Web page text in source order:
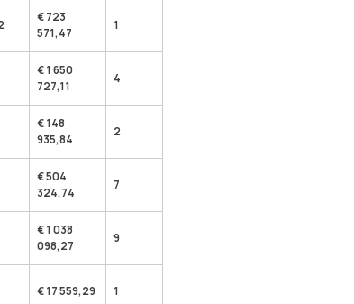
€ 723
571,47
1
€ 1 650
727,11
4
€ 148
935,84
2
€ 504
324,74
7
€ 1 038
098,27
9
€ 17 559,29 1